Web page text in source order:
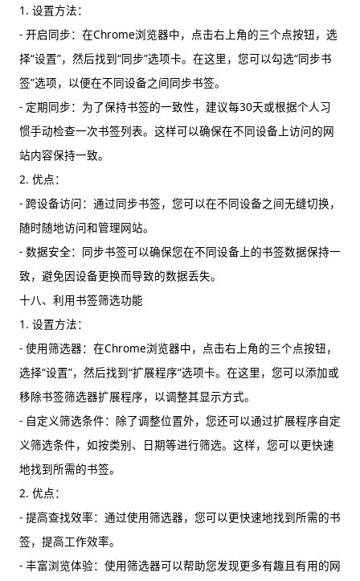
1. 设置方法：
- 开启同步：在Chrome浏览器中，点击右上角的三个点按钮，选
择“设置”，然后找到“同步”选项卡。在这里，您可以勾选“同步书
签”选项，以便在不同设备之间同步书签。
- 定期同步：为了保持书签的一致性，建议每30天或根据个人习
惯手动检查一次书签列表。这样可以确保在不同设备上访问的网
站内容保持一致。
2. 优点：
- 跨设备访问：通过同步书签，您可以在不同设备之间无缝切换，
随时随地访问和管理网站。
- 数据安全：同步书签可以确保您在不同设备上的书签数据保持一
致，避免因设备更换而导致的数据丢失。
十八、利用书签筛选功能
1. 设置方法：
- 使用筛选器：在Chrome浏览器中，点击右上角的三个点按钮，
选择“设置”，然后找到“扩展程序”选项卡。在这里，您可以添加或
移除书签筛选器扩展程序，以调整其显示方式。
- 自定义筛选条件：除了调整位置外，您还可以通过扩展程序自定
义筛选条件，如按类别、日期等进行筛选。这样，您可以更快速
地找到所需的书签。
2. 优点：
- 提高查找效率：通过使用筛选器，您可以更快速地找到所需的书
签，提高工作效率。
- 丰富浏览体验：使用筛选器可以帮助您发现更多有趣且有用的网